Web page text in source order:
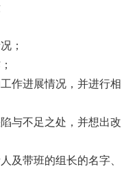
；
作进展情况，并进行相
与不足之处，并想出改
及带班的组长的名字、